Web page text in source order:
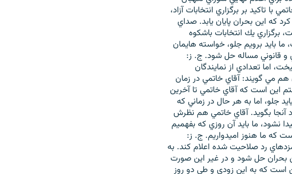
تاكيد بر برگزاري انتخابات آزاد،
كه اين بحران پايان يابد. صداي
يك انتخابات باشكوه
بايد برويم جلو، خواسته هايمان
و قانوني مساله حل شود. ج. ز:
اما تعدادي از نمايندگان
مي گويند: آقاي خاتمي در زمان
اين است كه آقاي خاتمي تا آخرين
جلو، اما به هر حال در زماني كه
بگويد. آقاي خاتمي هم نظرش
نشود، ما بايد آن روزي كه بفهميم
كه ما هنوز اميدواريم. ج. ز:
رد صلاحيت شده اعلام كند. به
بحران حل شود و در غير اين صورت
است كه به اين زودي و طي دو روز